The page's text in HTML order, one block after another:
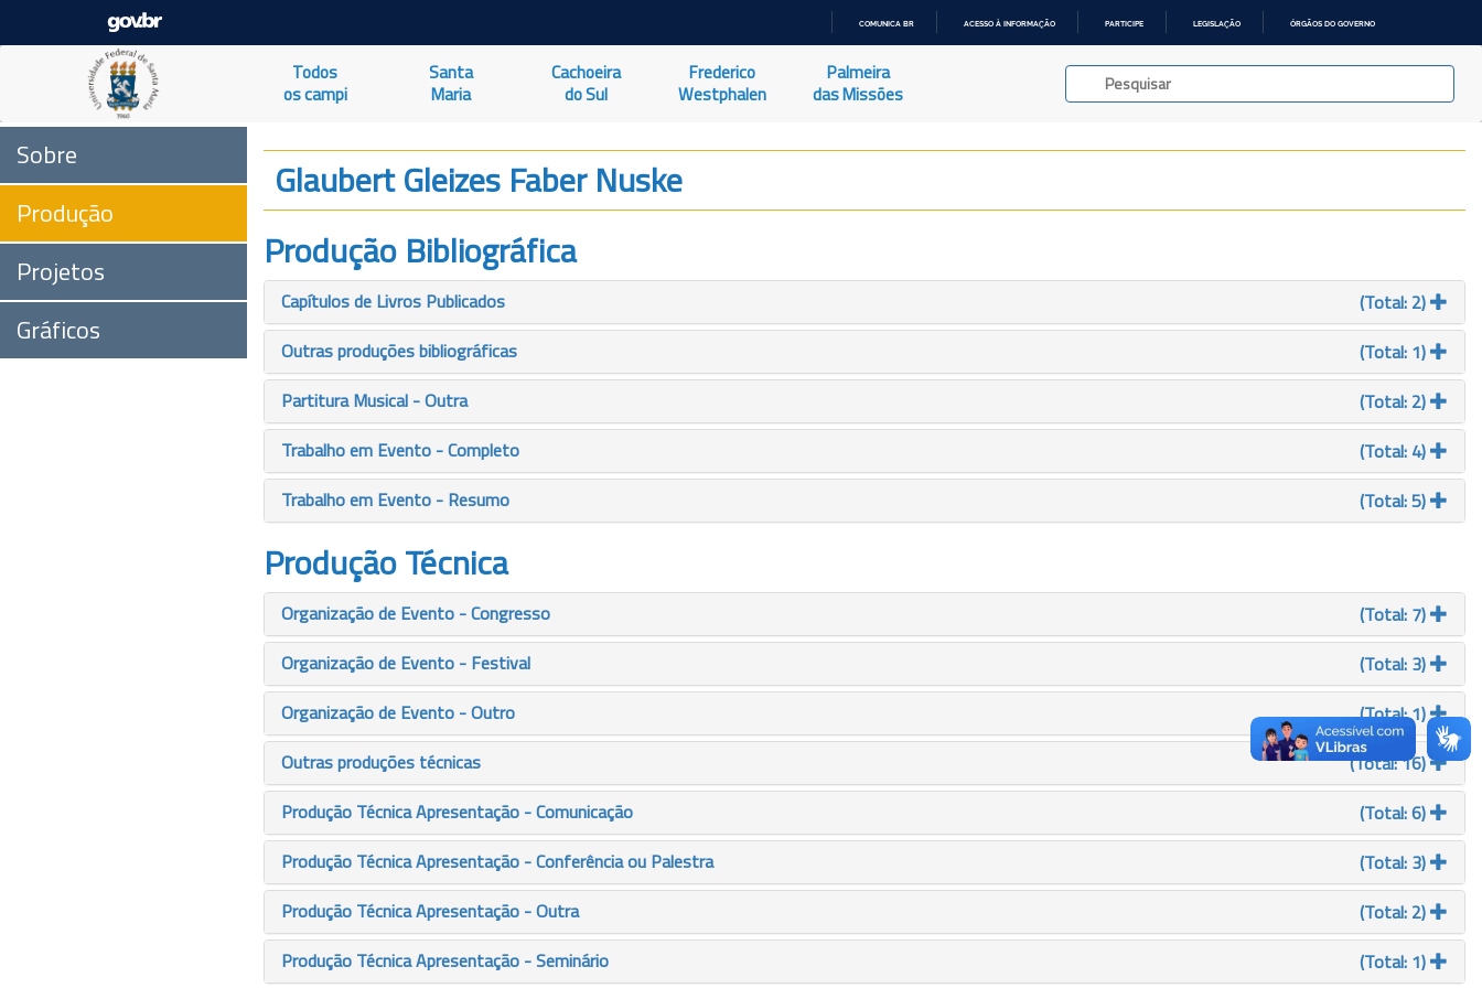
O
COMUNICA BR ACESSO À INFORMAÇÃO PARTICIPE LEGISLAÇÃO ÓRGÃOS DO GOVERNO
Todos
os campi
Santa
Maria
Cachoeira
do Sul
Frederico
Westphalen
Palmeira
das Missões
Sobre
Produção
Projetos
Gráficos
Glaubert Gleizes Faber Nuske
Produção Bibliográfica
Capítulos de Livros Publicados
(Total: 2)
Outras produções bibliográficas
(Total: 1)
Partitura Musical - Outra
(Total: 2)
Trabalho em Evento - Completo
(Total: 4)
Trabalho em Evento - Resumo
(Total: 5)
Produção Técnica
Organização de Evento - Congresso
(Total: 7)
Organização de Evento - Festival
(Total: 3)
Organização de Evento - Outro
(Total: 1)
Outras produções técnicas
(Total: 16)
Produção Técnica Apresentação - Comunicação
(Total: 6)
Produção Técnica Apresentação - Conferência ou Palestra
(Total: 3)
Produção Técnica Apresentação - Outra
(Total: 2)
Produção Técnica Apresentação - Seminário
(Total: 1)